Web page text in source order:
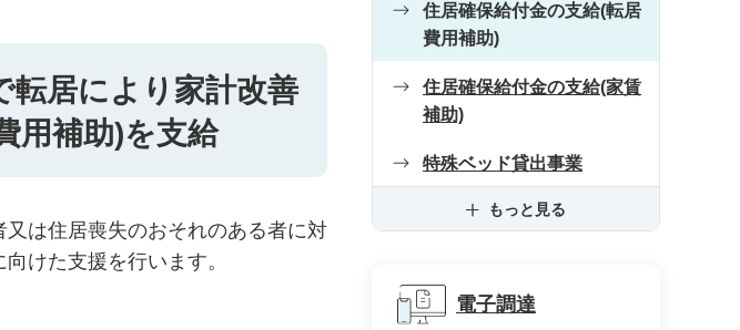
転居により家計改善
用補助)を支給
は住居喪失のおそれのある者に対
けた支援を行います。
住居確保給付金の支給(転居
費用補助)
住居確保給付金の支給(家賃
補助)
特殊ベッド貸出事業
もっと見る
電子調達